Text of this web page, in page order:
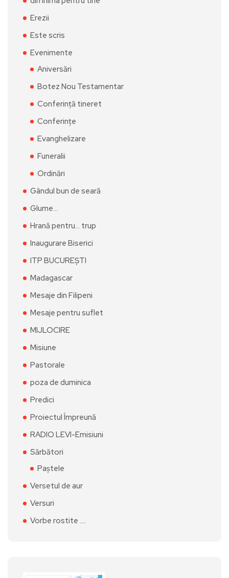
Erezii
Este scris
Evenimente
Aniversări
Botez Nou Testamentar
Conferință tineret
Conferințe
Evanghelizare
Funeralii
Ordinări
Gândul bun de seară
Glume…
Hrană pentru… trup
Inaugurare Biserici
ITP BUCUREȘTI
Madagascar
Mesaje din Filipeni
Mesaje pentru suflet
MIJLOCIRE
Misiune
Pastorale
poza de duminica
Predici
Proiectul Împreună
RADIO LEVI-Emisiuni
Sărbători
Paștele
Versetul de aur
Versuri
Vorbe rostite ….